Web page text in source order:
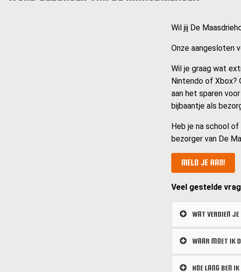
Wil jij De
Onze aangesloten
Wil je graag wat
Nintendo of Xbox?
aan het sparen
bijbaantje als
Heb je na school
bezorger van De
MELD JE AAN!
Veel gestelde
WAT VERDIEN JE
WAAR MOET IK
HOE LANG BEN